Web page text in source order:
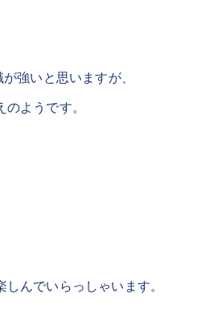
強いと思いますが、
ようです。
んでいらっしゃいます。